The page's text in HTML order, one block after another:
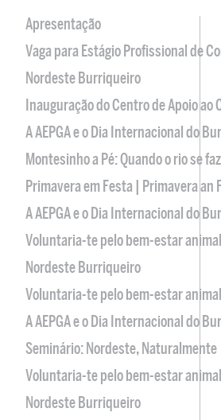
Apresentação
Vaga para Estágio Profissional de
Nordeste Burriqueiro
Inauguração do Centro de Apoio ao
A AEPGA e o Dia Internacional do
Montesinho a Pé: Quando o rio se
Primavera em Festa | Primavera an
A AEPGA e o Dia Internacional do
Voluntaria-te pelo bem-estar animal
Nordeste Burriqueiro
Voluntaria-te pelo bem-estar animal
A AEPGA e o Dia Internacional do
Seminário: Nordeste, Naturalmente
Voluntaria-te pelo bem-estar animal
Nordeste Burriqueiro